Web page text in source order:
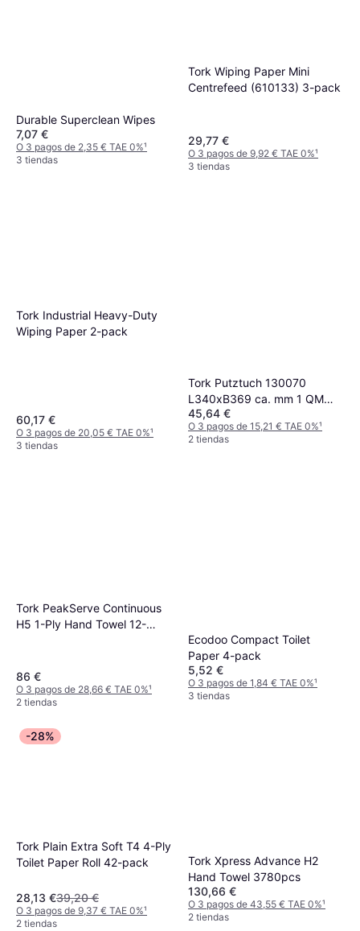
Durable Superclean Wipes
7,07 €
O 3 pagos de 2,35 € TAE 0%¹
3 tiendas
Tork Wiping Paper Mini
Centrefeed (610133) 3-pack
29,77 €
O 3 pagos de 9,92 € TAE 0%¹
3 tiendas
Tork Industrial Heavy-Duty
Wiping Paper 2-pack
60,17 €
O 3 pagos de 20,05 € TAE 0%¹
3 tiendas
Tork Putztuch 130070
L340xB369 ca. mm 1 QM
blau 2-lagig,geprägt
45,64 €
O 3 pagos de 15,21 € TAE 0%¹
2 tiendas
Tork PeakServe Continuous
H5 1-Ply Hand Towel 12-
86 €
O 3 pagos de 28,66 € TAE 0%¹
2 tiendas
Ecodoo Compact Toilet
Paper 4-pack
5,52 €
O 3 pagos de 1,84 € TAE 0%¹
3 tiendas
-28%
Tork Plain Extra Soft T4 4-Ply
Toilet Paper Roll 42-pack
28,13 €39,20 €
O 3 pagos de 9,37 € TAE 0%¹
2 tiendas
Tork Xpress Advance H2
Hand Towel 3780pcs
130,66 €
O 3 pagos de 43,55 € TAE 0%¹
2 tiendas